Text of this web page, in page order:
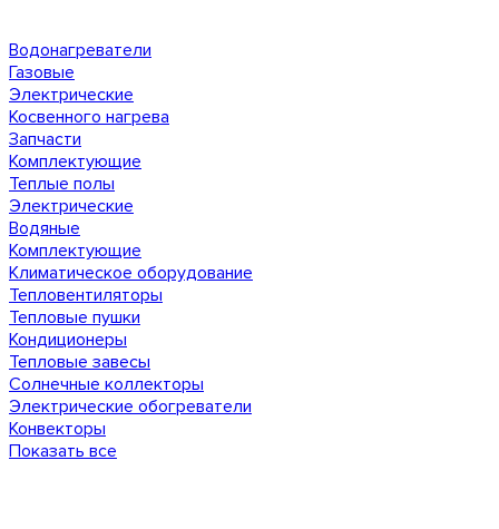
Водонагреватели
Газовые
Электрические
Косвенного нагрева
Запчасти
Комплектующие
Теплые полы
Электрические
Водяные
Комплектующие
Климатическое оборудование
Тепловентиляторы
Тепловые пушки
Кондиционеры
Тепловые завесы
Солнечные коллекторы
Электрические обогреватели
Конвекторы
Показать все